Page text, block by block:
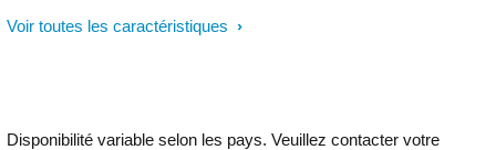
Voir toutes les caractéristiques
Disponibilité variable selon les pays. Veuillez contacter votre